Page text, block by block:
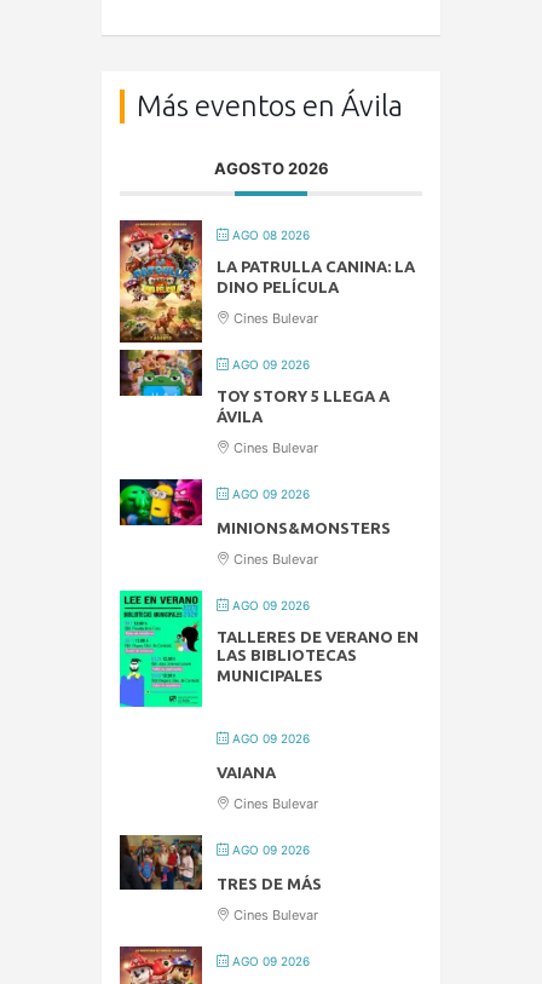
Más eventos en Ávila
AGOSTO 2026
AGO 08 2026
LA PATRULLA CANINA: LA
DINO PELÍCULA
Cines Bulevar
AGO 09 2026
TOY STORY 5 LLEGA A
ÁVILA
Cines Bulevar
AGO 09 2026
MINIONS&MONSTERS
Cines Bulevar
AGO 09 2026
TALLERES DE VERANO EN
LAS BIBLIOTECAS
MUNICIPALES
AGO 09 2026
VAIANA
Cines Bulevar
AGO 09 2026
TRES DE MÁS
Cines Bulevar
AGO 09 2026